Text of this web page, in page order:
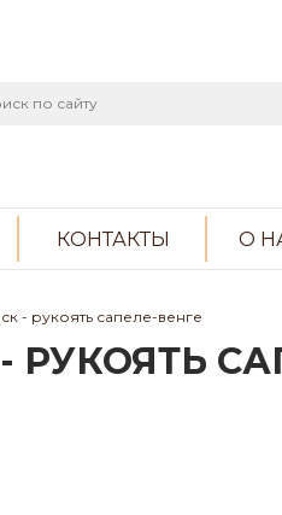
КОНТАКТЫ О
- рукоять сапеле-венге